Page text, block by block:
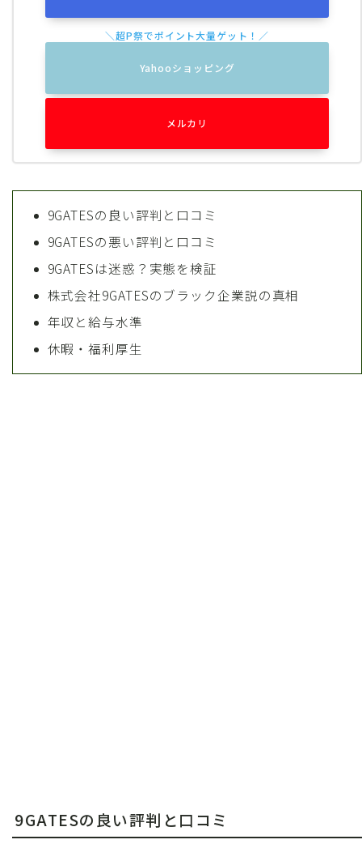
Yahooショッピング
メルカリ
9GATESの良い評判と口コミ
9GATESの悪い評判と口コミ
9GATESは迷惑？実態を検証
株式会社9GATESのブラック企業説の真相
年収と給与水準
休暇・福利厚生
9GATESの良い評判と口コミ